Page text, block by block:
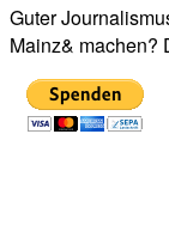
Guter
Mainz& machen?